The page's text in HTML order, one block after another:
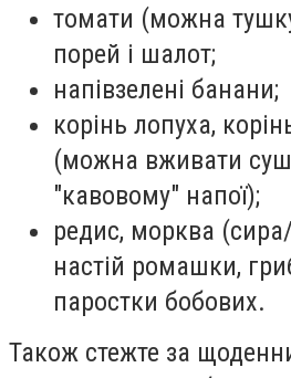
томати (можна
порей і шалот;
напівзелені банани;
корінь лопуха,
(можна вживати
"кавовому" напої);
редис, морква (сира/
настій ромашки,
паростки бобових.
Також стежте за